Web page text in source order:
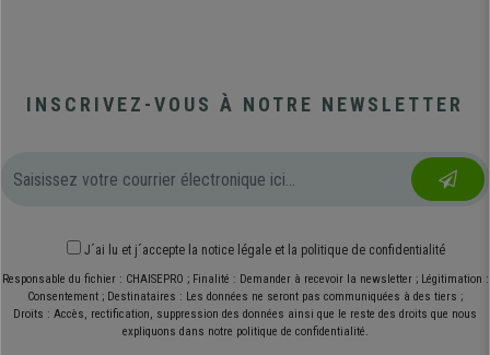
INSCRIVEZ-VOUS À NOTRE NEWSLETTER
J´ai lu et j´accepte la notice légale et la politique de confidentialité
Responsable du fichier : CHAISEPRO ; Finalité : Demander à recevoir la newsletter ; Légitimation :
Consentement ; Destinataires : Les données ne seront pas communiquées à des tiers ;
Droits : Accès, rectification, suppression des données ainsi que le reste des droits que nous
expliquons dans notre politique de confidentialité.